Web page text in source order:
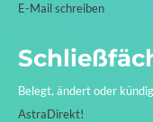
E-Mail schreiben
Belegt, ändert oder
AstraDirekt!